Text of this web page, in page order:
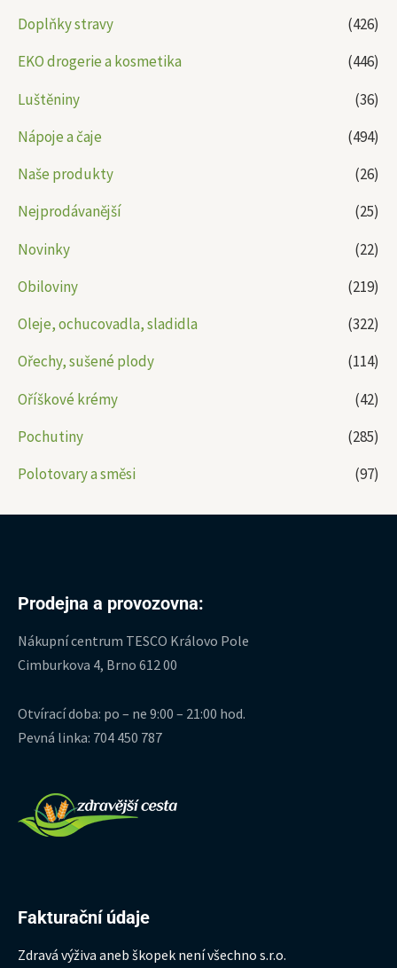
Doplňky stravy
(426)
EKO drogerie a kosmetika
(446)
Luštěniny
(36)
Nápoje a čaje
(494)
Naše produkty
(26)
Nejprodávanější
(25)
Novinky
(22)
Obiloviny
(219)
Oleje, ochucovadla, sladidla
(322)
Ořechy, sušené plody
(114)
Oříškové krémy
(42)
Pochutiny
(285)
Polotovary a směsi
(97)
Prodejna a provozovna:
Nákupní centrum TESCO Královo Pole
Cimburkova 4, Brno 612 00
Otvírací doba: po – ne 9:00 – 21:00 hod.
Pevná linka: 704 450 787
Fakturační údaje
Zdravá výživa aneb škopek není všechno s.r.o.